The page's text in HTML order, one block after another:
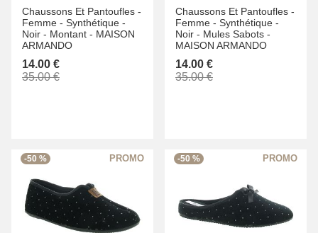
Chaussons Et Pantoufles -
Femme - Synthétique -
Noir - Montant - MAISON
ARMANDO
14.00 €
35.00 €
Chaussons Et Pantoufles -
Femme - Synthétique -
Noir - Mules Sabots -
MAISON ARMANDO
14.00 €
35.00 €
-50 % -50 %